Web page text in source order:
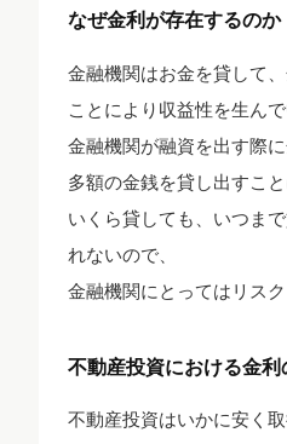
なぜ金利が存在するのか
金融機関はお金を貸して
ことにより収益性を生んで
金融機関が融資を出す際
多額の金銭を貸し出すこと
いくら貸しても、いつま
れないので、
金融機関にとってはリスク
不動産投資における金利
不動産投資はいかに安く